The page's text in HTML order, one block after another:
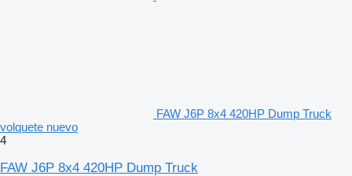
FAW J6P 8x4 420HP Dump Truck
volquete nuevo
4
FAW J6P 8x4 420HP Dump Truck